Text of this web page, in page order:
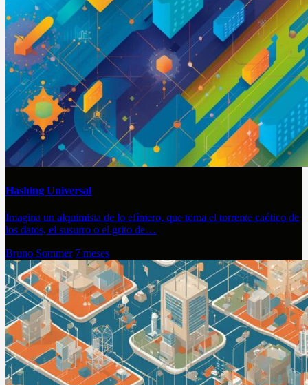
Hashing Universal
Imagina un alquimista de lo efímero, que toma el torrente caótico de
los datos, el susurro o el grito de…
Bruno Sommer 7 meses